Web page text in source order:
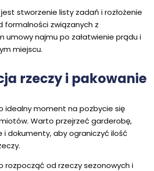
stworzenie listy zadań i rozłożenie
formalności związanych z
umowy najmu po załatwienie prądu i
miejscu.
rzeczy i pakowanie
idealny moment na pozbycie się
Warto przejrzeć garderobę,
i dokumenty, aby ograniczyć ilość
rozpocząć od rzeczy sezonowych i